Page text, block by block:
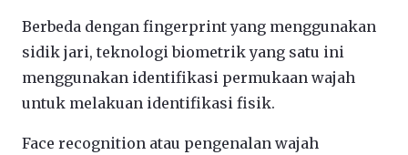
Berbeda dengan fingerprint yang menggunakan
sidik jari, teknologi biometrik yang satu ini
menggunakan identifikasi permukaan wajah
untuk melakuan identifikasi fisik.
Face recognition atau pengenalan wajah